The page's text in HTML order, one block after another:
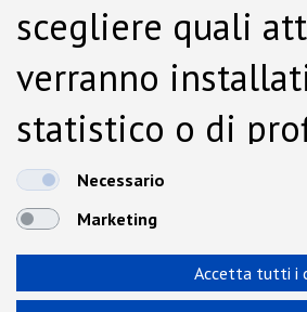
scegliere quali
verranno
statistico o di
dalla Cookie Policy.
Necessario
Marketing
Accetta tutti i